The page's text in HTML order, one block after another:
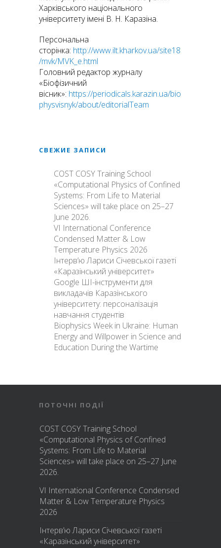
Харківського національного
університету імені В. Н. Каразіна.
Персональна
сторінка: http://www.ilt.kharkov.ua/site18
/mvk/MVK_e.html
Головний редактор журналу
«Біофізичний
вісник»: https://periodicals.karazin.ua/bio
physvisnyk/about/editorialTeam
СВЕЖИЕ ЗАПИСИ
COST COSY Training School
«Computational Physics of Confined
Systems: From Life to Material
Sciences» will take place on 25–27
June 2026.
VI International Conference
Condensed Matter & Low
Temperature Physics 2026
Інтерв’ю Лариси Січевської газеті
«Каразінський університет»
Google ШІ-інструменти для
викладачів Каразінського
університету: персоналізація
навчання студентів
Biophysics Week in Ukraine: Human
Energy and Willpower in Science and
Education During the Wartime
ПОТОЧНІ ПОДІЇ
COST COSY Training School
«Computational Physics of Confined
Systems: From Life to Material
Sciences» will take place on 25–27 June
2026.
VI International Conference Condensed
Matter & Low Temperature Physics
2026
Інтерв’ю Лариси Січевської газеті
«Каразінський університет»